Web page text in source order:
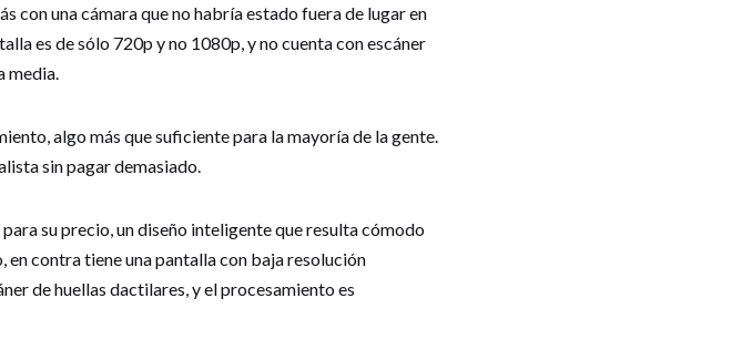
con una cámara que no habría estado fuera de lugar en
es de sólo 720p y no 1080p, y no cuenta con escáner
media.
algo más que suficiente para la mayoría de la gente.
sin pagar demasiado.
su precio, un diseño inteligente que resulta cómodo
contra tiene una pantalla con baja resolución
de huellas dactilares, y el procesamiento es